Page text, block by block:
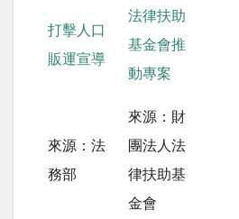
打擊人口
販運宣導
法律扶助
基金會推
動專案
來源：法
務部
來源：財
團法人法
律扶助基
金會